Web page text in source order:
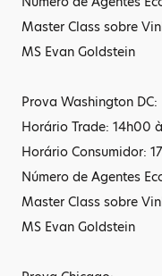
Master Class sobre
MS Evan Goldstein
Prova Washington DC:
Horário Trade: 14h00
Horário Consumidor:
Número de Agentes
Master Class sobre
MS Evan Goldstein